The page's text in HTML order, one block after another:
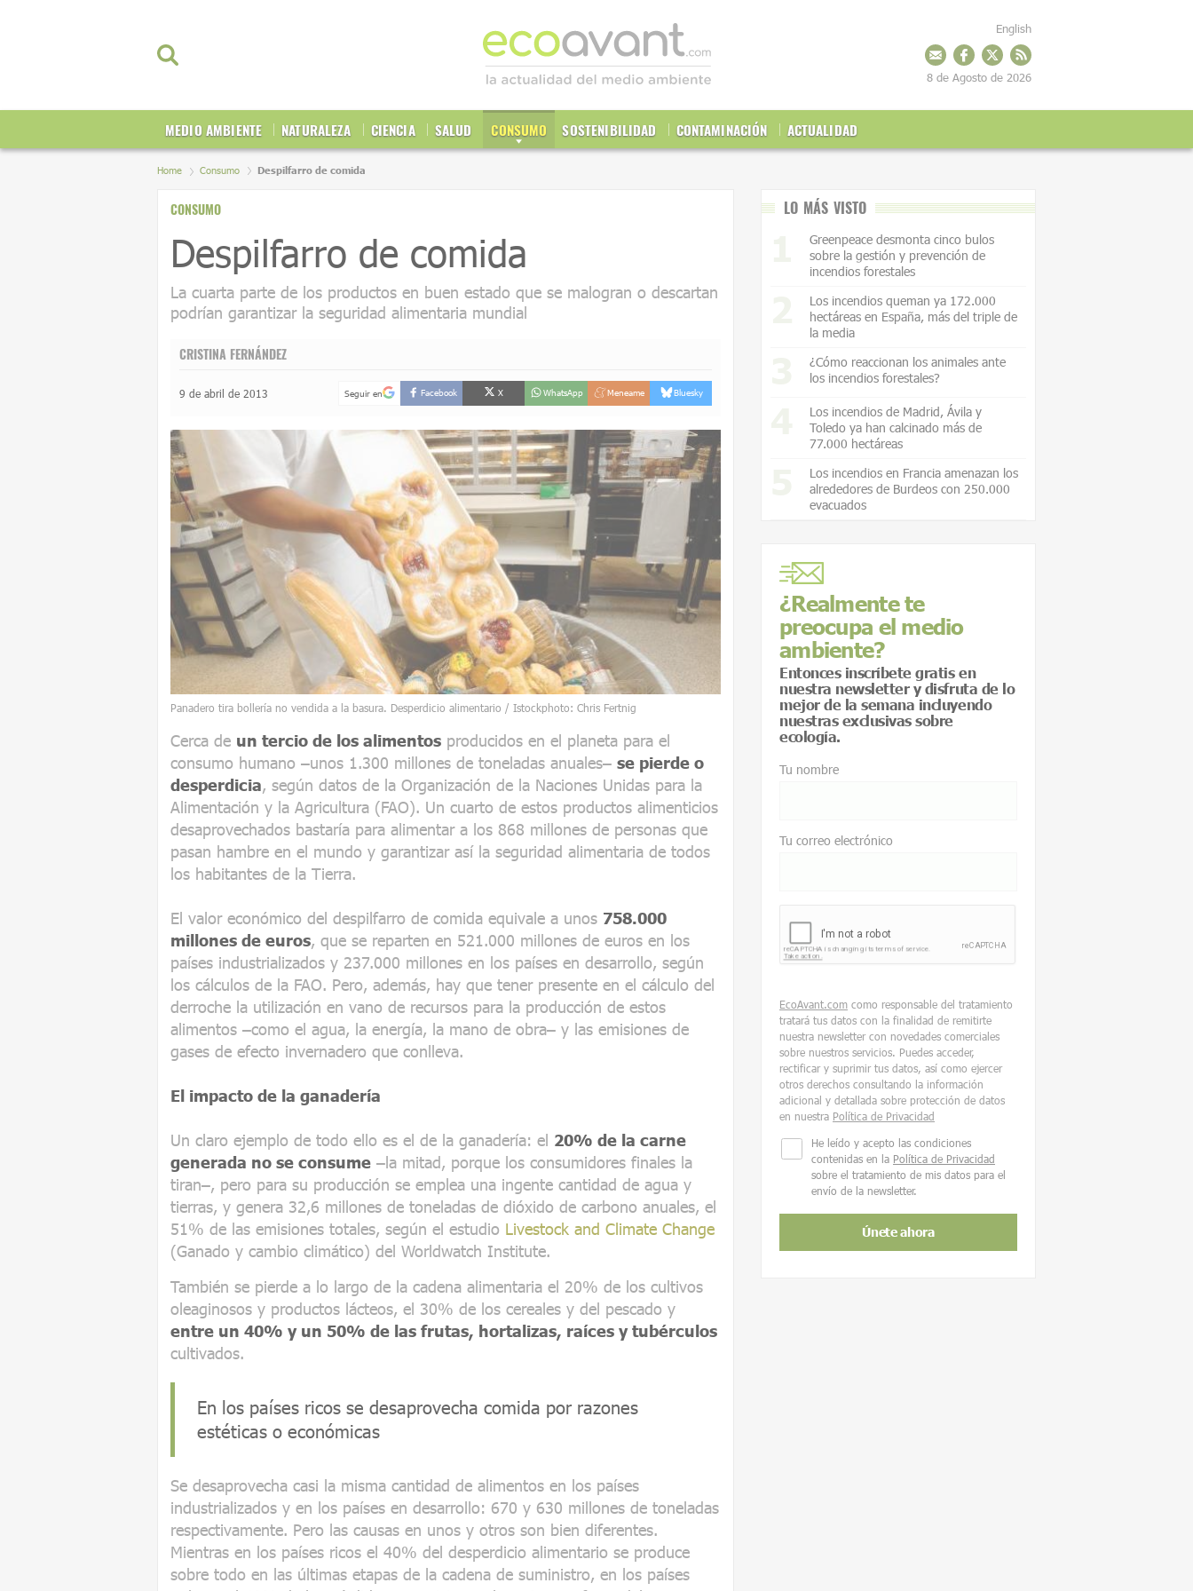
MEDIO AMBIENTE NATURALEZA CIENCIA SALUD CONSUMO SOSTENIBILIDAD CONTAMINACIÓN ACTUALIDAD
English
8 de Agosto de 2026
Home Consumo Despilfarro de comida
CONSUMO
Despilfarro de comida
La cuarta parte de los productos en buen estado que se malogran o descartan
podrían garantizar la seguridad alimentaria mundial
CRISTINA FERNÁNDEZ
9 de abril de 2013 Seguir en Facebook X WhatsApp Meneame Bluesky
Panadero tira bollería no vendida a la basura. Desperdicio alimentario / Istockphoto: Chris Fertnig
Cerca de un tercio de los alimentos producidos en el planeta para el
consumo humano –unos 1.300 millones de toneladas anuales– se pierde o
desperdicia, según datos de la Organización de la Naciones Unidas para la
Alimentación y la Agricultura (FAO). Un cuarto de estos productos alimenticios
desaprovechados bastaría para alimentar a los 868 millones de personas que
pasan hambre en el mundo y garantizar así la seguridad alimentaria de todos
los habitantes de la Tierra.
El valor económico del despilfarro de comida equivale a unos 758.000
millones de euros, que se reparten en 521.000 millones de euros en los
países industrializados y 237.000 millones en los países en desarrollo, según
los cálculos de la FAO. Pero, además, hay que tener presente en el cálculo del
derroche la utilización en vano de recursos para la producción de estos
alimentos –como el agua, la energía, la mano de obra– y las emisiones de
gases de efecto invernadero que conlleva.
El impacto de la ganadería
Un claro ejemplo de todo ello es el de la ganadería: el 20% de la carne
generada no se consume –la mitad, porque los consumidores finales la
tiran–, pero para su producción se emplea una ingente cantidad de agua y
tierras, y genera 32,6 millones de toneladas de dióxido de carbono anuales, el
51% de las emisiones totales, según el estudio Livestock and Climate Change
(Ganado y cambio climático) del Worldwatch Institute.
También se pierde a lo largo de la cadena alimentaria el 20% de los cultivos
oleaginosos y productos lácteos, el 30% de los cereales y del pescado y
entre un 40% y un 50% de las frutas, hortalizas, raíces y tubérculos
cultivados.
En los países ricos se desaprovecha comida por razones
estéticas o económicas
Se desaprovecha casi la misma cantidad de alimentos en los países
industrializados y en los países en desarrollo: 670 y 630 millones de toneladas
respectivamente. Pero las causas en unos y otros son bien diferentes.
Mientras en los países ricos el 40% del desperdicio alimentario se produce
sobre todo en las últimas etapas de la cadena de suministro, en los países
LO MÁS VISTO
Greenpeace desmonta cinco bulos
sobre la gestión y prevención de
incendios forestales
Los incendios queman ya 172.000
hectáreas en España, más del triple de
la media
¿Cómo reaccionan los animales ante
los incendios forestales?
Los incendios de Madrid, Ávila y
Toledo ya han calcinado más de
77.000 hectáreas
Los incendios en Francia amenazan los
alrededores de Burdeos con 250.000
evacuados
¿Realmente te
preocupa el medio
ambiente?
Entonces inscríbete gratis en
nuestra newsletter y disfruta de lo
mejor de la semana incluyendo
nuestras exclusivas sobre
ecología.
Tu nombre
Tu correo electrónico
EcoAvant.com como responsable del tratamiento
tratará tus datos con la finalidad de remitirte
nuestra newsletter con novedades comerciales
sobre nuestros servicios. Puedes acceder,
rectificar y suprimir tus datos, así como ejercer
otros derechos consultando la información
adicional y detallada sobre protección de datos
en nuestra Política de Privacidad
He leído y acepto las condiciones
contenidas en la Política de Privacidad
sobre el tratamiento de mis datos para el
envío de la newsletter.